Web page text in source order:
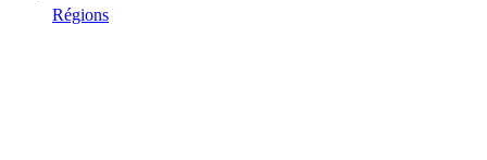
Régions